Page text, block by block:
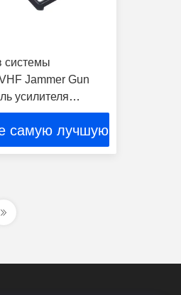
системы
Jammer Gun
усилителя
самую лучшую